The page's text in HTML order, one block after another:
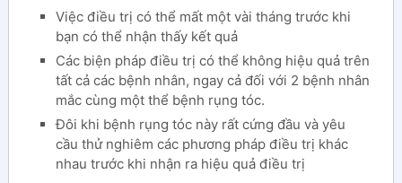
Việc điều trị có thể mất một vài tháng trước khi
bạn có thể nhận thấy kết quả
Các biện pháp điều trị có thể không hiệu quả trên
tất cả các bệnh nhân, ngay cả đối với 2 bệnh nhân
mắc cùng một thể bệnh rụng tóc.
Đôi khi bệnh rụng tóc này rất cứng đầu và yêu
cầu thử nghiêm các phương pháp điều trị khác
nhau trước khi nhận ra hiệu quả điều trị